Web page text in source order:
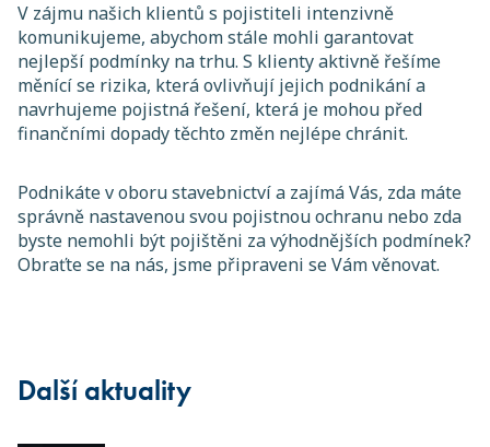
V zájmu našich klientů s pojistiteli intenzivně
komunikujeme, abychom stále mohli garantovat
nejlepší podmínky na trhu. S klienty aktivně řešíme
měnící se rizika, která ovlivňují jejich podnikání a
navrhujeme pojistná řešení, která je mohou před
finančními dopady těchto změn nejlépe chránit.
Podnikáte v oboru stavebnictví a zajímá Vás, zda máte
správně nastavenou svou pojistnou ochranu nebo zda
byste nemohli být pojištěni za výhodnějších podmínek?
Obraťte se na nás, jsme připraveni se Vám věnovat.
Další aktuality